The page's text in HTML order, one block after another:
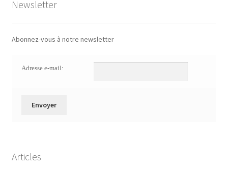
Newsletter
Abonnez-vous à notre newsletter
Adresse e-mail:
Articles